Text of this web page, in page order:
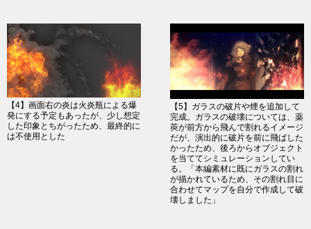
【4】画面右の炎は火炎瓶による爆
発にする予定もあったが、少し想定
した印象とちがったため、最終的に
は不使用とした
【5】ガラスの破片や煙を追加して
完成。ガラスの破壊については、薬
莢が前方から飛んで割れるイメージ
だが、演出的に破片を前に飛ばした
かったため、後ろからオブジェクト
を当ててシミュレーションしてい
る。「本編素材に既にガラスの割れ
が描かれているため、その割れ目に
合わせてマップを自分で作成して破
壊しました」